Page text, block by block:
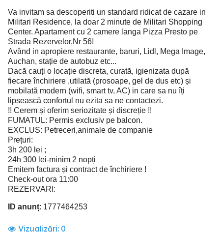
Va invitam sa descoperiti un standard ridicat de cazare in
Militari Residence, la doar 2 minute de Militari Shopping
Center. Apartament cu 2 camere langa Pizza Presto pe
Strada Rezervelor,Nr 56!
Având in apropiere restaurante, baruri, Lidl, Mega Image,
Auchan, stație de autobuz etc...
Dacă cauți o locație discreta, curată, igienizata după
fiecare închiriere ,utilată (prosoape, gel de dus etc) și
mobilată modern (wifi, smart tv, AC) in care sa nu îți
lipsească confortul nu ezita sa ne contactezi.
!! Cerem și oferim seriozitate și discreție !!
FUMATUL: Permis exclusiv pe balcon.
EXCLUS: Petreceri,animale de companie
Prețuri:
3h 200 lei ;
24h 300 lei-minim 2 nopți
Emitem factura și contract de închiriere !
Check-out ora 11:00
REZERVARI:
ID anunț: 1777464253
Vizualizări: 0